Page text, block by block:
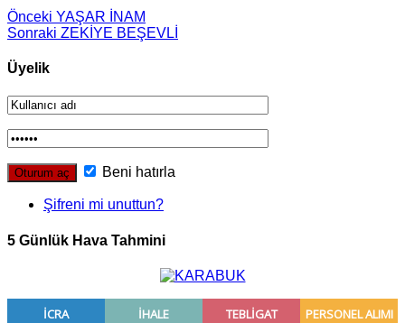
Önceki YAŞAR İNAM
Sonraki ZEKİYE BEŞEVLİ
Üyelik
Beni hatırla
Şifreni mi unuttun?
5 Günlük Hava Tahmini